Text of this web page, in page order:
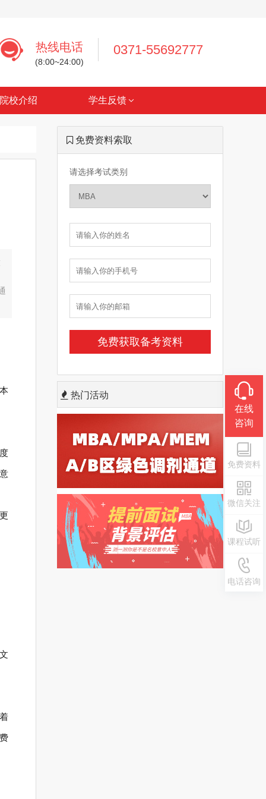
热线电话
(8:00~24:00)
0371-55692777
院校介绍 学生反馈
免费资料索取
请选择考试类别
热门活动
在线
咨询
免费资料
微信关注
课程试听
电话咨询
0371-